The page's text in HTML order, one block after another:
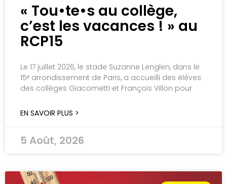
« Tou•te•s au collège,
c’est les vacances ! » au
RCP15
Le 17 juillet 2026, le stade Suzanne Lenglen, dans le
15ᵉ arrondissement de Paris, a accueilli des élèves
des collèges Giacometti et François Villon pour
EN SAVOIR PLUS >
5 Août, 2026